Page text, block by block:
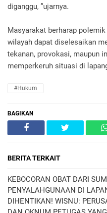
diganggu, ”ujarnya.
Masyarakat berharap
wilayah dapat diselesaikan
tekanan, provokasi, maupun
memperkeruh situasi di
#Hukum
BAGIKAN
BERITA TERKAIT
KEBOCORAN OBAT DARI
PENYALAHGUNAAN DI
DIHENTIKAN! WISNU: